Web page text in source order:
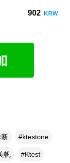
902
断 ktestone
帆 Ktest